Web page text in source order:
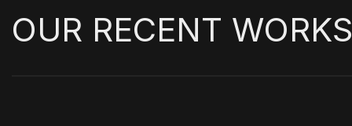
OUR RECENT WORKS